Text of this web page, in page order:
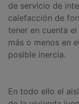
de servicio de
calefacción de
tener en cuenta
más o menos en
posible inercia.
En todo ello el